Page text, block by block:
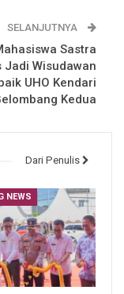
SELANJUTNYA
Sastra
Jadi Wisudawan
UHO Kendari
Kedua
Dari Penulis
NEWS